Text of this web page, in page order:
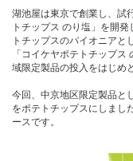
湖池屋は東京で創業し、試
トチップス のり塩」を開
トチップスのパイオニア
「コイケヤポテトチップ
域限定製品の投入をはじめ
今回、中京地区限定製品と
をポテトチップスにしまし
ースです。